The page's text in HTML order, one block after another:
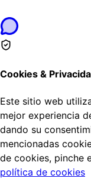
Cookies &
Este sitio web
mejor experiencia
dando su
mencionadas
de cookies, pinche
política de cookies